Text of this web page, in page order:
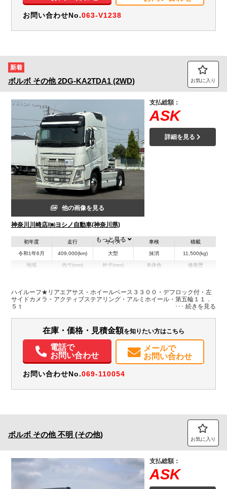
お問い合わせNo.063-V1238
新着
ボルボ その他 2DG-KA2TDA1 (2WD) お気に入り
他の画像を見る
神奈川川崎店/㈱ヨシノ自動車(神奈川県)
支払総額：
ASK
詳細を見る
初年度
令和1年6月
走行
409,000(km)
サイズ
大型
車検
抹消
積載
11,500(kg)
地域 内寸(mm) 外寸(mm) 本体色 修復歴
装備情報
エアコン パワステ パワーウィンドウ エアバッグ
アルミホイール
集中ドアロック
バックモニター
記録簿（一部含む）
メンテナンスノート（保証書）
もっと見る
ハイルーフ★リアエアサス・ホイールベース３３００・デフロック付・左
サイドカメラ・アクティブステアリング・アルミホイール・第五輪１１．
５ｔ
在庫・価格・見積金額を知りたい方はこちら
電話で
お問い合わせ
メールで
お問い合わせ
お問い合わせNo.069-110054
ボルボ その他 不明 (その他) お気に入り
支払総額：
ASK